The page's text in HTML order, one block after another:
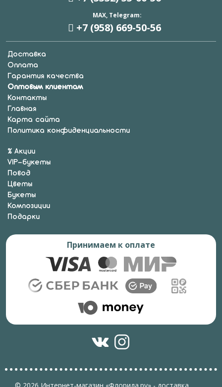
MAX, Telegram:
+7 (958) 669-50-56
Доставка
Оплата
Гарантия качества
Оптовым клиентам
Контакты
Главная
Карта сайта
Политика конфиденциальности
% Акции
VIP-букеты
Повод
Цветы
Букеты
Композиции
Подарки
Принимаем к оплате
© 2026 Интернет-магазин «Флорида.ру» - доставка